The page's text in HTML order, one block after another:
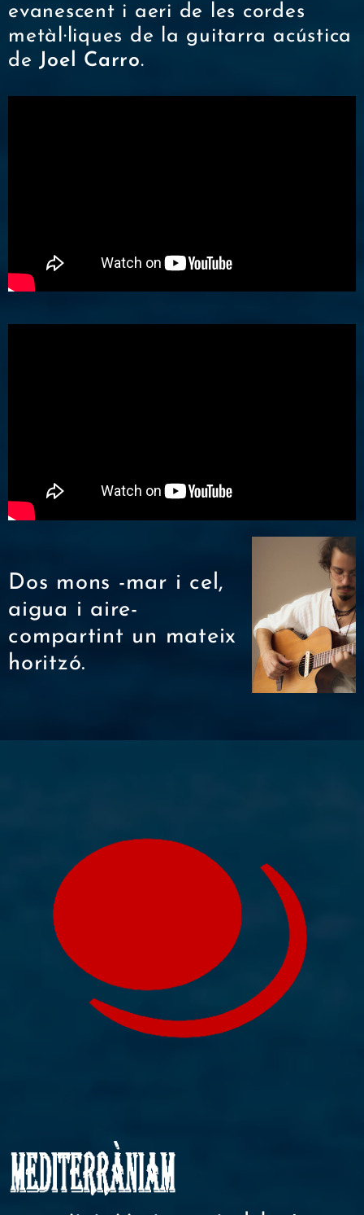
evanescent i aeri de les cordes
metàl·liques de la guitarra acústica
de Joel Carro.
Dos mons -mar i cel,
aigua i aire-
compartint un mateix
horitzó.